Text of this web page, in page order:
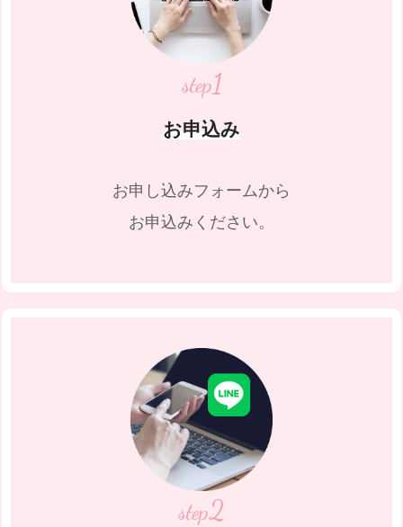
step1
お申込み
お申し込みフォームから
お申込みください。
step2